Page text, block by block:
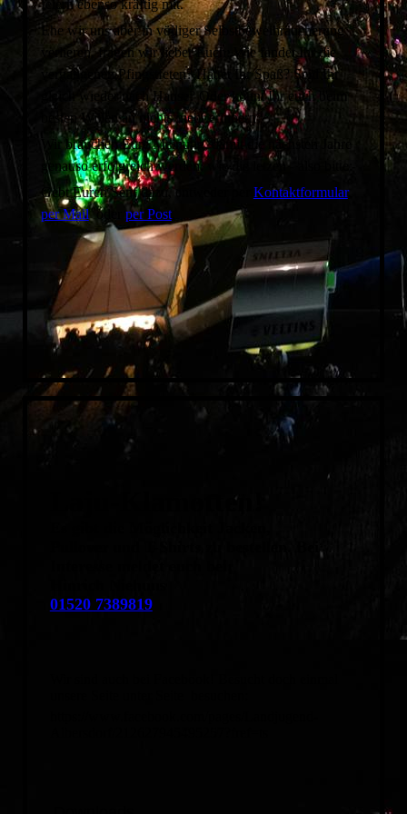
2010
2009
2008
2007
2006
2005
feiern ebenso kräftig mit.
Ehe wir uns aber in völliger Selbstbeweihräucherung
verlieren, fragen wir lieber Euch: Wie fandet Ihr die
vergangenen Pfingstfeten? Hattet Ihr Spaß? Seid Ihr
gleich wieder nach Hause? Oder könnt Ihr euch beim
besten Willen an nichts mehr erinnern?
Wir brauchen Eure Meinung, damit die nächsten Jahre
genauso erfolgreich werden, wie die letzen - also bitte:
Gebt Euren Senf dazu, entweder per Kontaktformular,
per Mail oder per Post.
Laju-Klamotten!
01520 7389819